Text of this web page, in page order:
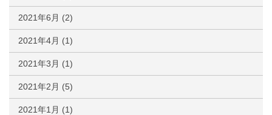
2021年6月 (2)
2021年4月 (1)
2021年3月 (1)
2021年2月 (5)
2021年1月 (1)